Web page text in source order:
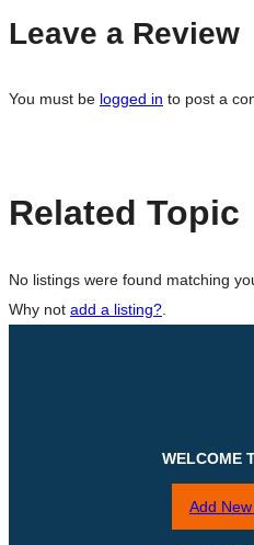
Leave a Review
You must be logged in to post a
Related Topic
No listings were found matching
Why not add a listing?
WELCOME
Add